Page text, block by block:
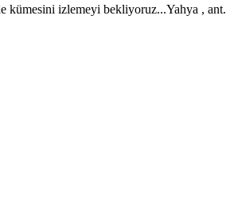
kümesini izlemeyi bekliyoruz...Yahya , ant.